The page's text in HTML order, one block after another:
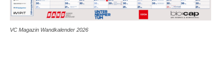
VC Magazin Wandkalender 2026